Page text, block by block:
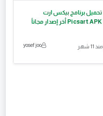
تحميل برنامج بيكس ارت
Picsart APK أخر إصدار مجاناً
منذ 11 شهر yosef joo